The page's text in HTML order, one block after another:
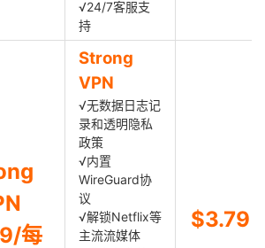
√24/7客服支
持
每
Strong
VPN
√无数据日志记
录和透明隐私
政策
√内置
WireGuard协
议
√解锁Netflix等
主流流媒体
$3.79